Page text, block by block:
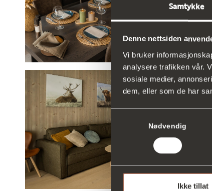
Samtykke
Denne nettsiden
Vi bruker
analysere trafikken vår.
sosiale medier,
dem, eller som de har
Nødvendig
Ikke tillat